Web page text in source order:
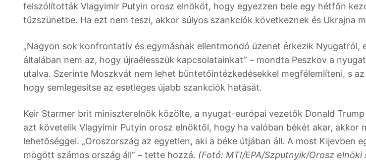
felszólították Vlagyimir Putyin orosz elnököt, hogy egyezzen bele egy hétfőn
tűzszünetbe. Ha ezt nem teszi, akkor súlyos szankciók következnek és Ukrajna
„Nagyon sok konfrontatív és egymásnak ellentmondó üzenet érkezik Nyugatról,
általában nem az, hogy újraélesszük kapcsolatainkat” – mondta Peszkov a
utalva. Szerinte Moszkvát nem lehet büntetőintézkedésekkel megfélemlíteni, s
hogy semlegesítse az esetleges újabb szankciók hatását.
Keir Starmer brit miniszterelnök közölte, a nyugat-európai vezetők Donald
azt követelik Vlagyimir Putyin orosz elnöktől, hogy ha valóban békét akar, akkor
lehetőséggel. „Oroszország az egyetlen, aki a béke útjában áll. A most Kijevben
mögött számos ország áll” – tette hozzá. (Fotó: MTI/EPA/Szputnyik/Orosz